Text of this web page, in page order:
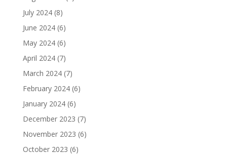
July 2024(8)
June 2024(6)
May 2024(6)
April 2024(7)
March 2024(7)
February 2024(6)
January 2024(6)
December 2023 (7)
November 2023 (6)
October 2023 (6)